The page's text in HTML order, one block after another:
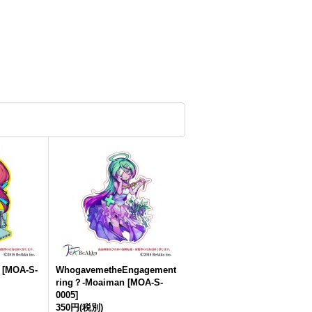
[MOA-S-
WhogavemetheEngagement
ring？-Moaiman [MOA-S-
0005]
350円(税別)